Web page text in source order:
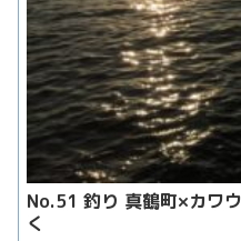
No.51 釣り 真鶴町×カワ
く